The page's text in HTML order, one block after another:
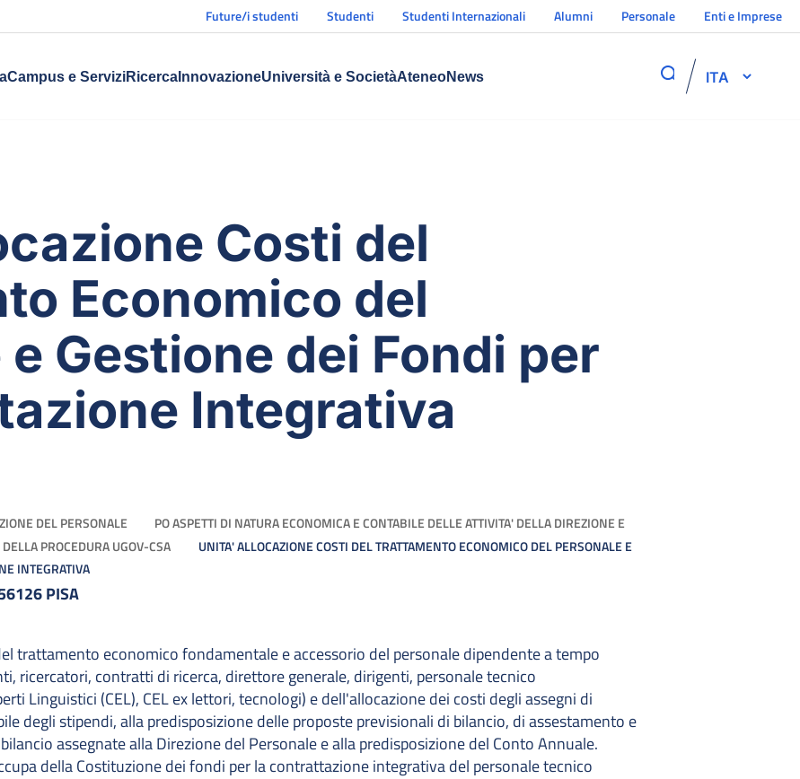
Future/i studenti Studenti Studenti Internazionali Alumni Personale Enti e Imprese
Campus e ServiziRicercaInnovazioneUniversità e SocietàAteneoNews ITA
Costi del
Economico del
Gestione dei Fondi per
Integrativa
DEL PERSONALE
PO ASPETTI DI NATURA ECONOMICA E CONTABILE DELLE ATTIVITA' DELLA DIREZIONE E
PROCEDURA UGOV-CSA
UNITA' ALLOCAZIONE COSTI DEL TRATTAMENTO ECONOMICO DEL PERSONALE E
INTEGRATIVA
PISA
trattamento economico fondamentale e accessorio del personale dipendente a tempo
ricercatori, contratti di ricerca, direttore generale, dirigenti, personale tecnico
Linguistici (CEL), CEL ex lettori, tecnologi) e dell'allocazione dei costi degli assegni di
degli stipendi, alla predisposizione delle proposte previsionali di bilancio, di assestamento e
assegnate alla Direzione del Personale e alla predisposizione del Conto Annuale.
della Costituzione dei fondi per la contrattazione integrativa del personale tecnico